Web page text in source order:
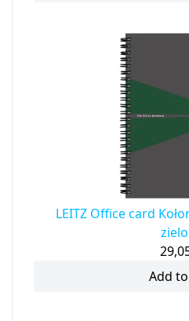
LEITZ Office card
Add